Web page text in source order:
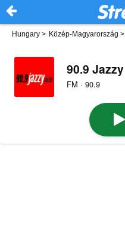
Hungary > Közép-Magyarország >
90.9 Jazzy
FM · 90.9